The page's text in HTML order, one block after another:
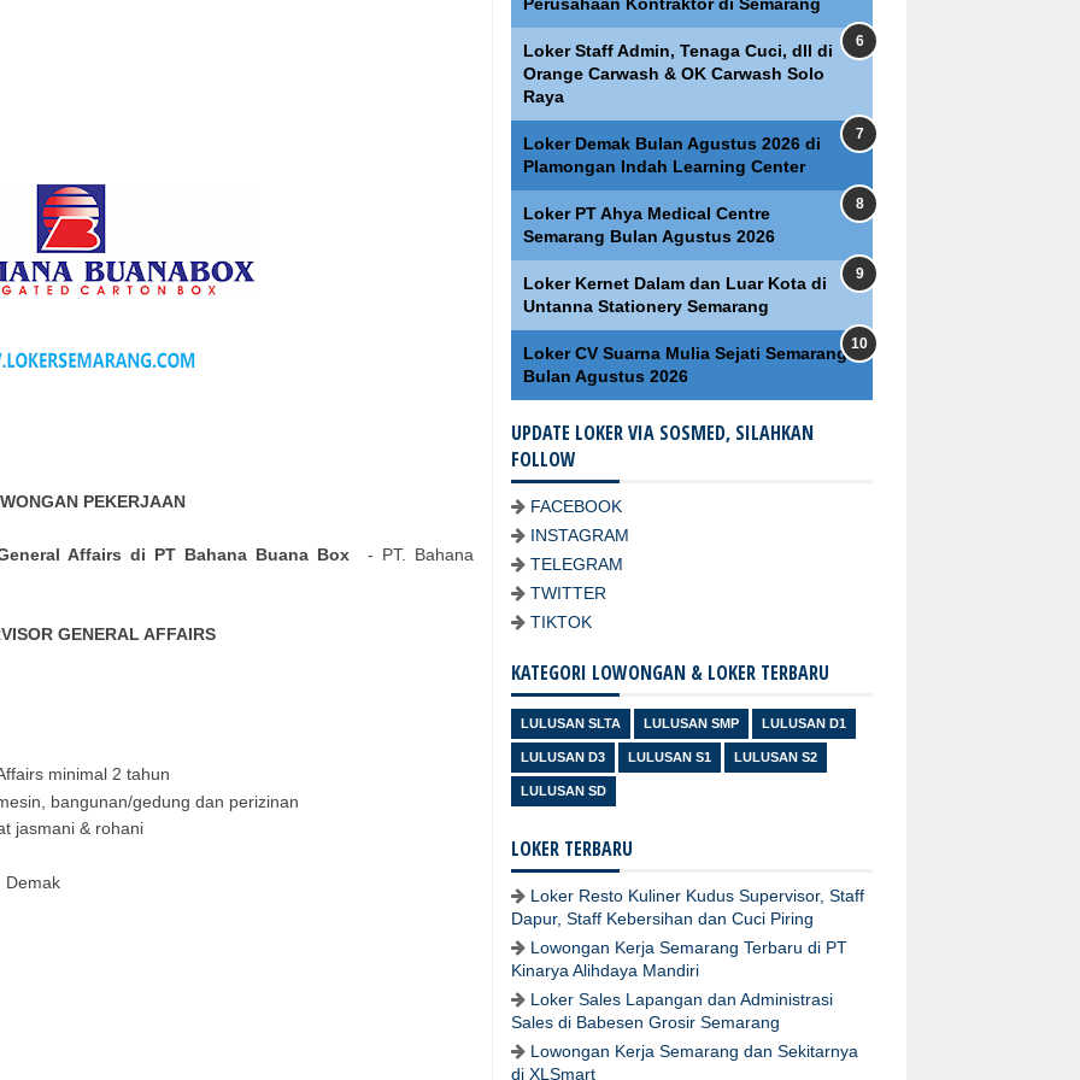
PEKERJAAN
Affairs di PT Bahana Buana Box - PT. Bahana
GENERAL AFFAIRS
minimal 2 tahun
bangunan/gedung dan perizinan
jasmani & rohani
Demak
Perusahaan Kontraktor di Semarang
Loker Staff Admin, Tenaga Cuci, dll di
Orange Carwash & OK Carwash Solo
Raya
Loker Demak Bulan Agustus 2026 di
Plamongan Indah Learning Center
Loker PT Ahya Medical Centre
Semarang Bulan Agustus 2026
Loker Kernet Dalam dan Luar Kota di
Untanna Stationery Semarang
Loker CV Suarna Mulia Sejati Semarang
Bulan Agustus 2026
UPDATE LOKER VIA SOSMED, SILAHKAN
FOLLOW
FACEBOOK
INSTAGRAM
TELEGRAM
TWITTER
TIKTOK
KATEGORI LOWONGAN & LOKER TERBARU
LULUSAN SLTA LULUSAN SMP LULUSAN D1
LULUSAN D3 LULUSAN S1 LULUSAN S2
LULUSAN SD
LOKER TERBARU
Loker Resto Kuliner Kudus Supervisor, Staff
Dapur, Staff Kebersihan dan Cuci Piring
Lowongan Kerja Semarang Terbaru di PT
Kinarya Alihdaya Mandiri
Loker Sales Lapangan dan Administrasi
Sales di Babesen Grosir Semarang
Lowongan Kerja Semarang dan Sekitarnya
di XLSmart